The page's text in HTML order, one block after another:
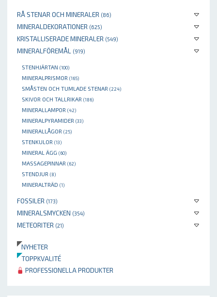
RÅ STENAR OCH MINERALER (86)
MINERALDEKORATIONER (625)
KRISTALLISERADE MINERALER (549)
MINERALFÖREMÅL (919)
STENHJÄRTAN (100)
MINERALPRISMOR (165)
SMÅSTEN OCH TUMLADE STENAR (224)
SKIVOR OCH TALLRIKAR (186)
MINERALLAMPOR (42)
MINERALPYRAMIDER (33)
MINERALLÅGOR (25)
STENKULOR (13)
MINERAL ÄGG (60)
MASSAGEPINNAR (62)
STENDJUR (8)
MINERALTRÄD (1)
FOSSILER (173)
MINERALSMYCKEN (354)
METEORITER (21)
NYHETER
TOPPKVALITÉ
PROFESSIONELLA PRODUKTER